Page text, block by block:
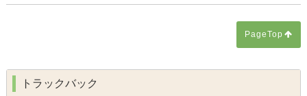
PageTop
トラックバック